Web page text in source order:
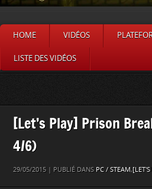
HOME VIDÉOS
LISTE DES VIDÉOS
[Let’s Play] Prison
4/6)
29/05/2015 | PUBLIÉ DANS PC / STEAM,